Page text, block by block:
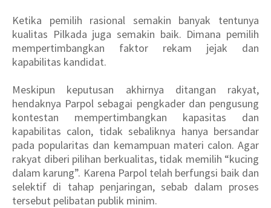
Ketika pemilih rasional semakin banyak tentunya
kualitas Pilkada juga semakin baik. Dimana pemilih
mempertimbangkan faktor rekam jejak dan
kapabilitas kandidat.
Meskipun keputusan akhirnya ditangan rakyat,
hendaknya Parpol sebagai pengkader dan pengusung
kontestan mempertimbangkan kapasitas dan
kapabilitas calon, tidak sebaliknya hanya bersandar
pada popularitas dan kemampuan materi calon. Agar
rakyat diberi pilihan berkualitas, tidak memilih “kucing
dalam karung”. Karena Parpol telah berfungsi baik dan
selektif di tahap penjaringan, sebab dalam proses
tersebut pelibatan publik minim.